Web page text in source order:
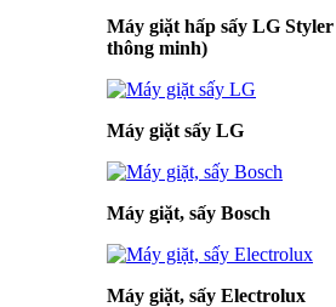
Máy giặt hấp sấy LG
thông minh)
Máy giặt sấy LG
Máy giặt, sấy Bosch
Máy giặt, sấy Electrolux